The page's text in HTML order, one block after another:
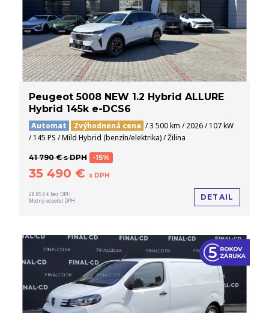
Peugeot 5008 NEW 1.2 Hybrid ALLURE
Hybrid 145k e-DCS6
Automat Zvýhodnená cena / 3 500 km / 2026 / 107 kW
/ 145 PS / Mild Hybrid (benzín/elektrika) / Žilina
41 790 € s DPH -15%
35 490 € s DPH
28 854 € bez DPH
Možný odpočet DPH
DETAIL